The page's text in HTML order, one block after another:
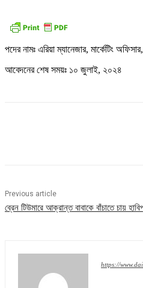
পদের নামঃ এরিয়া ম্যানেজার, মার্কেটিং
আবেদনের শেষ সময়ঃ ১০ জুলাই, ২০২৪
Previous article
ব্রেন টিউমারে আক্রান্ত বাবাকে বাঁচাতে চায়
https://